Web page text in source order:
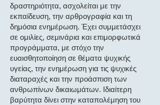
δραστηριότητα, ασχολείται με την
εκπαίδευση, την αρθρογραφία και τη
δημόσια ενημέρωση. Έχει συμμετάσχει
σε ομιλίες, σεμινάρια και επιμορφωτικά
προγράμματα, με στόχο την
ευαισθητοποίηση σε θέματα ψυχικής
υγείας, την ενημέρωση για τις ψυχικές
διαταραχές και την προάσπιση των
ανθρωπίνων δικαιωμάτων. Ιδιαίτερη
βαρύτητα δίνει στην καταπολέμηση του